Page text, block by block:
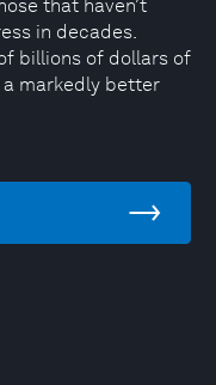
that haven’t
in decades.
billions of dollars of
markedly better